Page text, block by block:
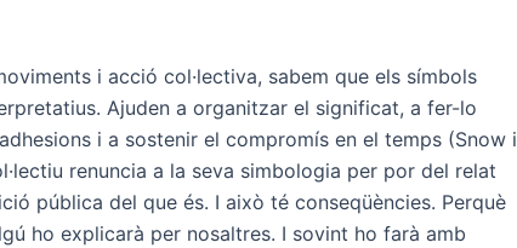
i acció col·lectiva, sabem que els símbols
Ajuden a organitzar el significat, a fer-lo
i a sostenir el compromís en el temps (Snow i
renuncia a la seva simbologia per por del relat
pública del que és. I això té conseqüències. Perquè
ho explicarà per nosaltres. I sovint ho farà amb